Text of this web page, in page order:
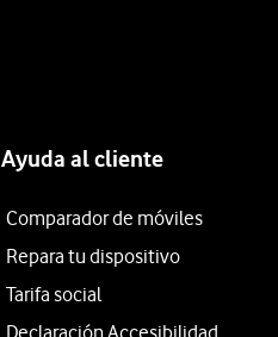
Ayuda al cliente
Comparador de móviles
Repara tu dispositivo
Tarifa social
Declaración Accesibilidad